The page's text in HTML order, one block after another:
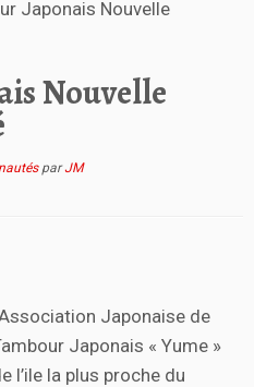
Japonais Nouvelle
Nouvelle
parJM
Japonaise de
Japonais « Yume »
l’ile la plus proche du